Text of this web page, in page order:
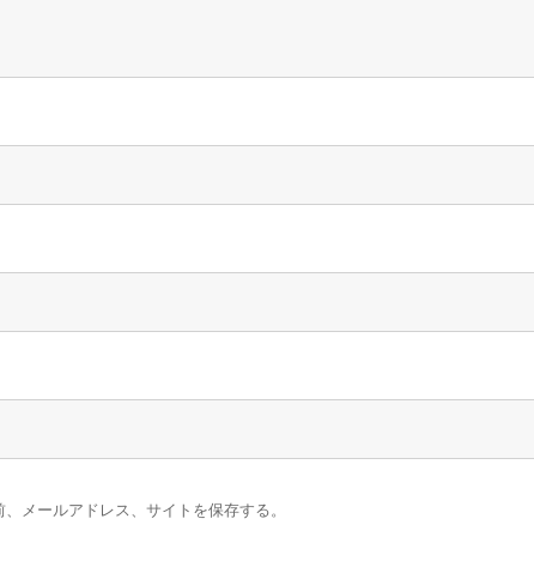
メールアドレス、サイトを保存する。